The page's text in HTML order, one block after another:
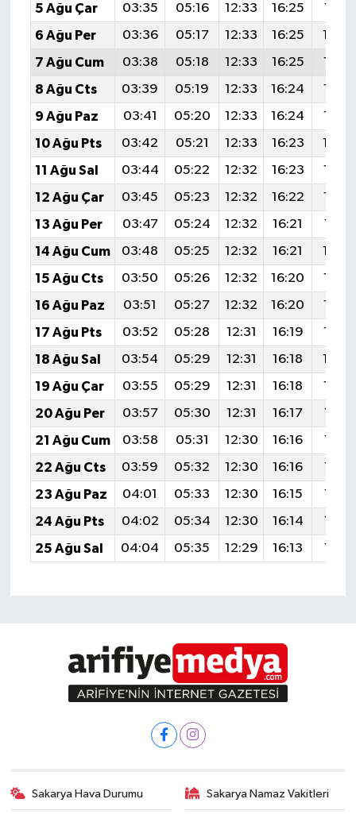
5 Ağu Çar
03:35 05:16 12:33 16:25
19:41
6 Ağu Per
03:36 05:17 12:33 16:25
7 Ağu Cum
03:38 05:18 12:33 16:25
19:38
8 Ağu Cts
03:39 05:19 12:33 16:24
19:37
9 Ağu Paz
03:41 05:20 12:33 16:24
19:36
10 Ağu Pts
03:42 05:21 12:33 16:23
11 Ağu Sal
03:44 05:22 12:32 16:23
19:33
12 Ağu Çar
03:45 05:23 12:32 16:22
19:32
13 Ağu Per
03:47 05:24 12:32 16:21
19:31
14 Ağu Cum
03:48 05:25 12:32 16:21
15 Ağu Cts
03:50 05:26 12:32 16:20
19:28
16 Ağu Paz
03:51 05:27 12:32 16:20
19:27
17 Ağu Pts
03:52 05:28 12:31 16:19
19:25
18 Ağu Sal
03:54 05:29 12:31 16:18
19 Ağu Çar
03:55 05:29 12:31 16:18
19:22
20 Ağu Per
03:57 05:30 12:31 16:17
19:21
21 Ağu Cum
03:58 05:31 12:30 16:16
19:19
22 Ağu Cts
03:59 05:32 12:30 16:16
19:18
23 Ağu Paz
04:01 05:33 12:30 16:15
19:16
24 Ağu Pts
04:02 05:34 12:30 16:14
19:15
25 Ağu Sal
04:04 05:35 12:29 16:13 19:13
Sakarya Hava Durumu Sakarya Namaz Vakitleri